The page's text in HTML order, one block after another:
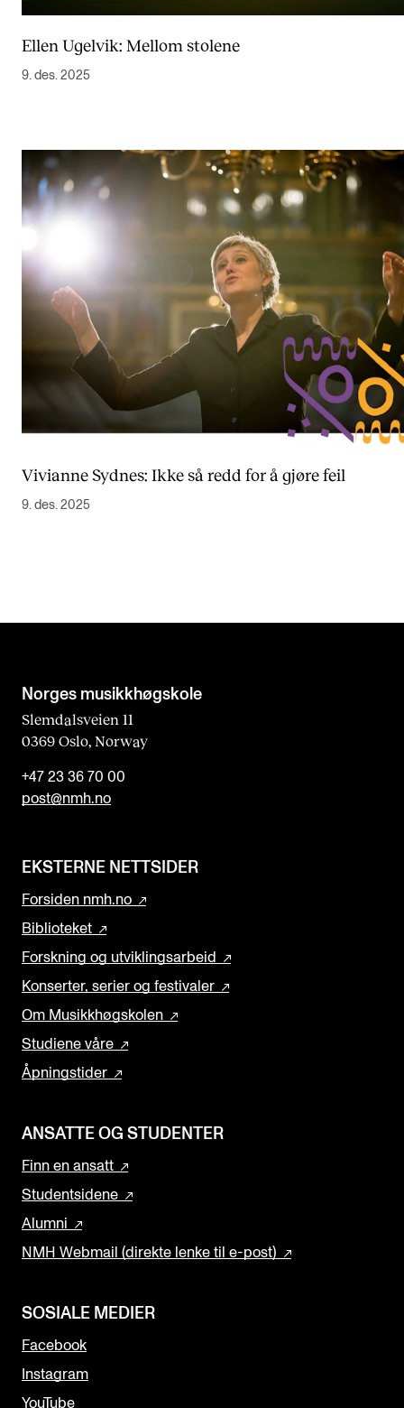
Ellen Ugelvik: Mellom stolene
9. des. 2025
Vivianne Sydnes: Ikke så redd for å gjøre feil
9. des. 2025
Norges musikk­høgskole
Slemdalsveien 11
0369 Oslo, Norway
+47 23 36 70 00
post@nmh.no
EKSTERNE NETTSIDER
Forsiden nmh.no
Biblioteket
Forskning og utviklingsarbeid
Konserter, serier og festivaler
Om Musikkhøgskolen
Studiene våre
Åpningstider
ANSATTE OG STUDENTER
Finn en ansatt
Studentsidene
Alumni
NMH Webmail (direkte lenke til e-post)
SOSIALE MEDIER
Facebook
Instagram
YouTube